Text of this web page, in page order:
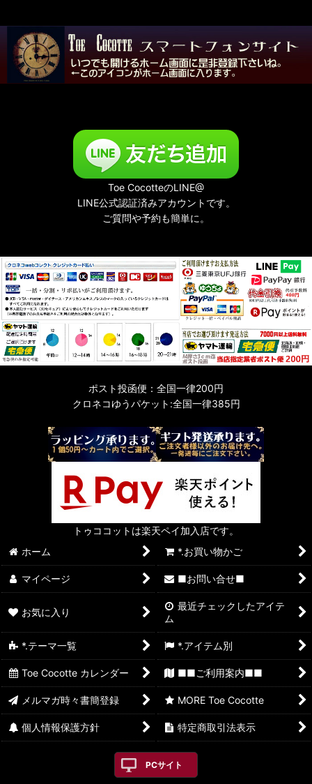
Toe CocotteのLINE@
LINE公式認証済みアカウントです。
ご質問や予約も簡単に。
ポスト投函便：全国一律200円
クロネコゆうパケット:全国一律385円
トゥココットは楽天ペイ加入店です。
ホーム
*.お買い物かご
マイページ ■お問い合せ■
お気に入り
最近チェックしたアイテ
ム
*.テーマ一覧 *.アイテム別
Toe Cocotte カレンダー ■■ご利用案内■■
メルマガ時々書簡登録 MORE Toe Cocotte
個人情報保護方針 特定商取引法表示
PCサイト